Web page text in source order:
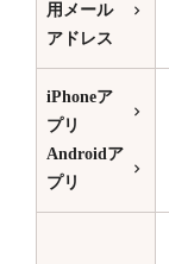
用メール
アドレス
iPhoneア
プリ
Androidア
プリ